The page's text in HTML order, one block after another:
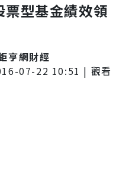
型基金績效領
亨網財經
07-22 10:51 | 觀看